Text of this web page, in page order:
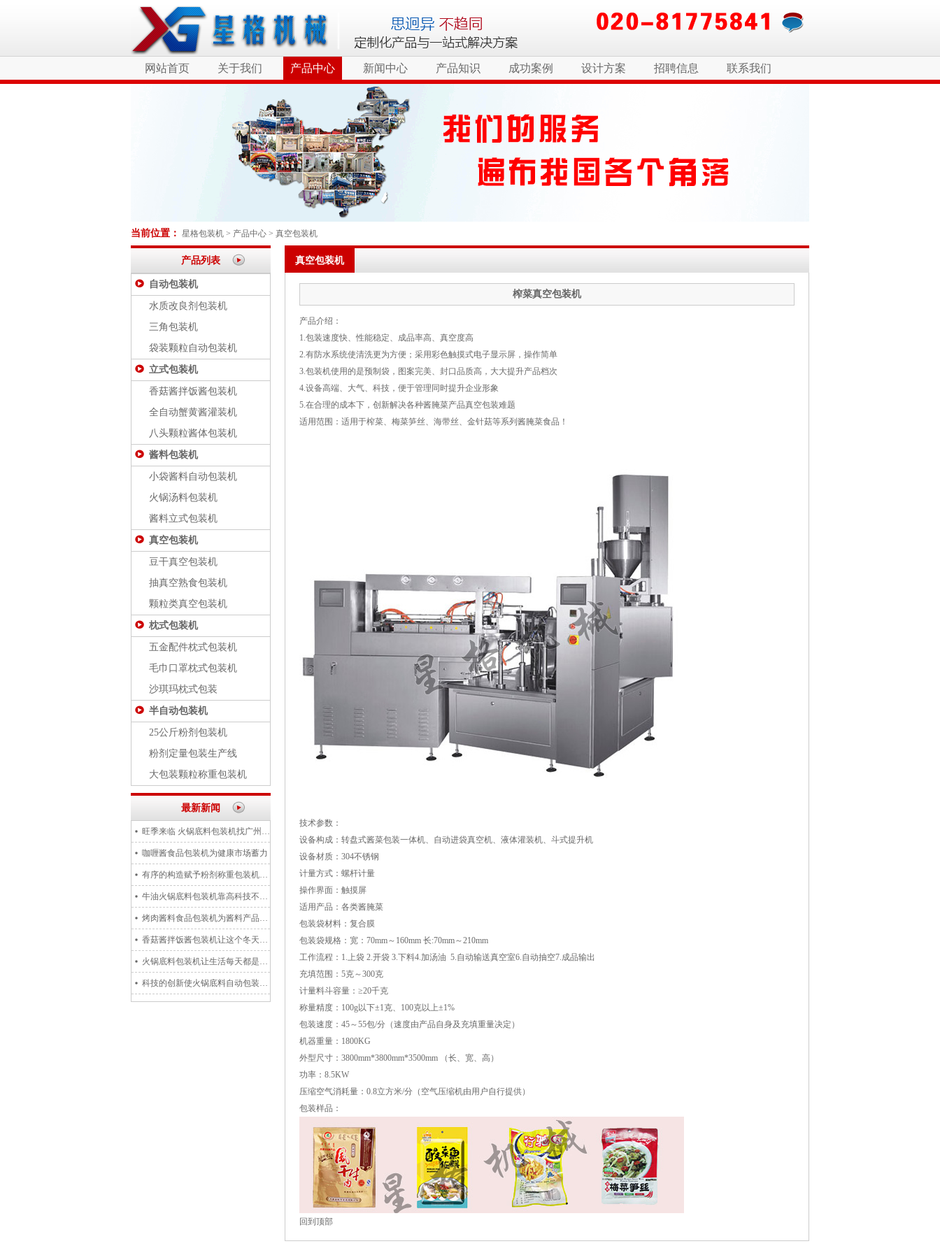
网站首页 关于我们 产品中心 新闻中心 产品知识 成功案例 设计方案 招聘信息 联系我们
当前位置： 星格包装机 > 产品中心 > 真空包装机
产品列表
自动包装机
水质改良剂包装机
三角包装机
袋装颗粒自动包装机
立式包装机
香菇酱拌饭酱包装机
全自动蟹黄酱灌装机
八头颗粒酱体包装机
酱料包装机
小袋酱料自动包装机
火锅汤料包装机
酱料立式包装机
真空包装机
豆干真空包装机
抽真空熟食包装机
颗粒类真空包装机
枕式包装机
五金配件枕式包装机
毛巾口罩枕式包装机
沙琪玛枕式包装
半自动包装机
25公斤粉剂包装机
粉剂定量包装生产线
大包装颗粒称重包装机
最新新闻
旺季来临 火锅底料包装机找广州星格 全自动 节省人力!
咖喱酱食品包装机为健康市场蓄力
有序的构造赋予粉剂称重包装机神奇的功能
牛油火锅底料包装机靠高科技不遗余力的往前走
烤肉酱料食品包装机为酱料产品带来精心的打造和研发
香菇酱拌饭酱包装机让这个冬天有滋有味
火锅底料包装机让生活每天都是盛宴
科技的创新使火锅底料自动包装机在市场成长中更精彩
真空包装机
榨菜真空包装机
产品介绍：
1.包装速度快、性能稳定、成品率高、真空度高
2.有防水系统使清洗更为方便；采用彩色触摸式电子显示屏，操作简单
3.包装机使用的是预制袋，图案完美、封口品质高，大大提升产品档次
4.设备高端、大气、科技，便于管理同时提升企业形象
5.在合理的成本下，创新解决各种酱腌菜产品真空包装难题
适用范围：适用于榨菜、梅菜笋丝、海带丝、金针菇等系列酱腌菜食品！
技术参数：
设备构成：转盘式酱菜包装一体机、自动进袋真空机、液体灌装机、斗式提升机
设备材质：304不锈钢
计量方式：螺杆计量
操作界面：触摸屏
适用产品：各类酱腌菜
包装袋材料：复合膜
包装袋规格：宽：70mm～160mm 长:70mm～210mm
工作流程：1.上袋 2.开袋 3.下料4.加汤油 5.自动输送真空室6.自动抽空7.成品输出
充填范围：5克～300克
计量料斗容量：≥20千克
称量精度：100g以下±1克、100克以上±1%
包装速度：45～55包/分（速度由产品自身及充填重量决定）
机器重量：1800KG
外型尺寸：3800mm*3800mm*3500mm （长、宽、高）
功率：8.5KW
压缩空气消耗量：0.8立方米/分（空气压缩机由用户自行提供）
包装样品：
回到顶部